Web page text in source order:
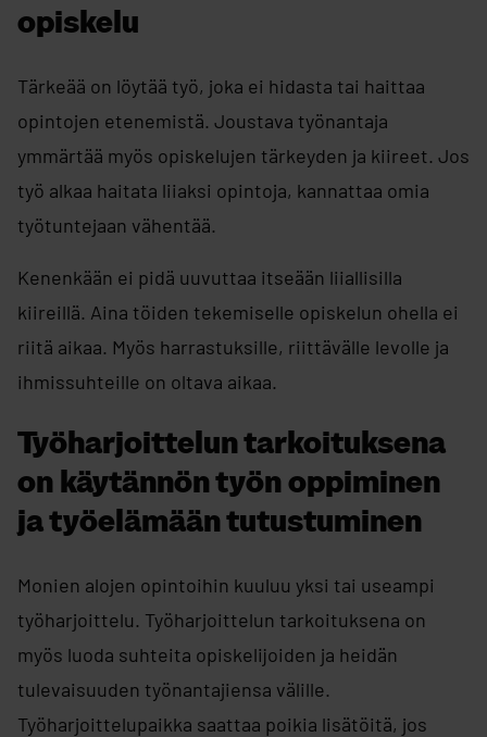
opiskelu
Tärkeää on löytää työ, joka ei hidasta tai haittaa
opintojen etenemistä. Joustava työnantaja
ymmärtää myös opiskelujen tärkeyden ja kiireet. Jos
työ alkaa haitata liiaksi opintoja, kannattaa omia
työtuntejaan vähentää.
Kenenkään ei pidä uuvuttaa itseään liiallisilla
kiireillä. Aina töiden tekemiselle opiskelun ohella ei
riitä aikaa. Myös harrastuksille, riittävälle levolle ja
ihmissuhteille on oltava aikaa.
Työharjoittelun tarkoituksena
on käytännön työn oppiminen
ja työelämään tutustuminen
Monien alojen opintoihin kuuluu yksi tai useampi
työharjoittelu. Työharjoittelun tarkoituksena on
myös luoda suhteita opiskelijoiden ja heidän
tulevaisuuden työnantajiensa välille.
Työharjoittelupaikka saattaa poikia lisätöitä, jos